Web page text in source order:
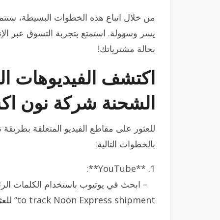
من خلال اتباع هذه الخطوات البسيطة،
يسر وسهولة. استمتع بتجربة التسوق عبر
بحالة مشترياتك!
اكتشف الفيديوهات
الشحنة شركة نون
للعثور على مقاطع الفيديو المتعلقة
بالخطوات التالية:
1. **YouTube**:
to track Noon Express shipment” للعثور على مقاطع الفيديو المناسبة.